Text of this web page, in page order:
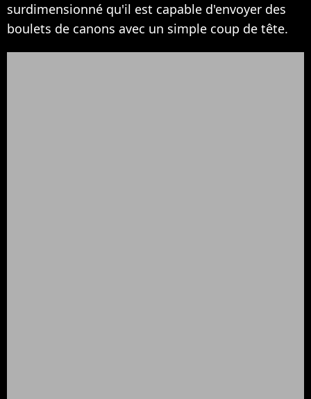
surdimensionné qu'il est capable d'envoyer des
boulets de canons avec un simple coup de tête.